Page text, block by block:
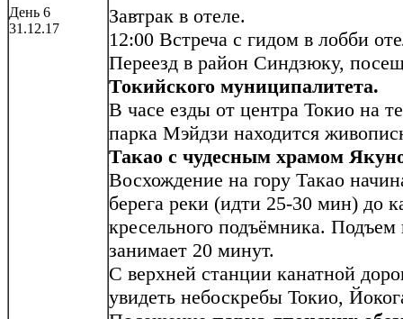
День 6
31.12.17
Завтрак в отеле.
12:00 Встреча с гидом в лобби
Переезд в район Синдзюку,
Токийского муниципалитета.
В часе езды от центра Токио на
парка Мэйдзи находится
Такао с чудесным храмом
Восхождение на гору Такао
берега реки (идти 25-30 мин) до
кресельного подъёмника. Подъем
занимает 20 минут.
С верхней станции канатной
увидеть небоскребы Токио,